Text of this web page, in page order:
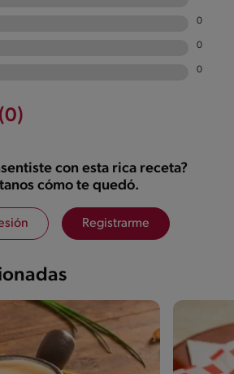
0
0
0
con esta rica receta?
cómo te quedó.
Registrarme